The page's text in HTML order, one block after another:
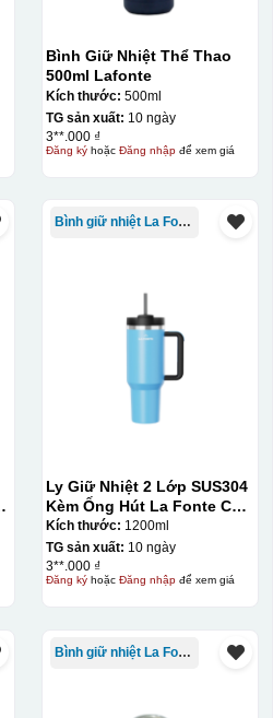
sau khi dán vào lò nung và
độ CDeacl có 1 nền màu
lên gốm sứ [gallery link="file"
Bình Giữ Nhiệt Thể Thao
500ml Lafonte
Kích thước: 500ml
TG sản xuất: 10 ngày
3**.000 ₫
Đăng kýhoặc Đăng nhậpđể xem giá
Bình giữ nhiệt La Fonte
Ly Giữ Nhiệt 2 Lớp SUS304
Kèm Ống Hút La Fonte Có
Tay Cầm 1200ml
Kích thước: 1200ml
TG sản xuất: 10 ngày
3**.000 ₫
Đăng kýhoặc Đăng nhậpđể xem giá
Bình giữ nhiệt La Fonte